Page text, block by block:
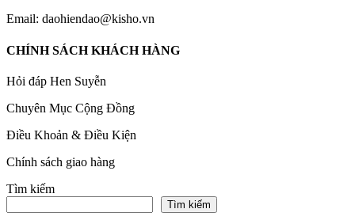
Email: daohiendao@kisho.vn
CHÍNH SÁCH KHÁCH HÀNG
Hỏi đáp Hen Suyễn
Chuyên Mục Cộng Đồng
Điều Khoản & Điều Kiện
Chính sách giao hàng
Tìm kiếm
Tìm kiếm